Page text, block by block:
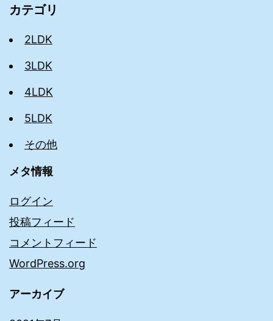
カテゴリ
2LDK
3LDK
4LDK
5LDK
その他
メタ情報
ログイン
投稿フィード
コメントフィード
WordPress.org
アーカイブ